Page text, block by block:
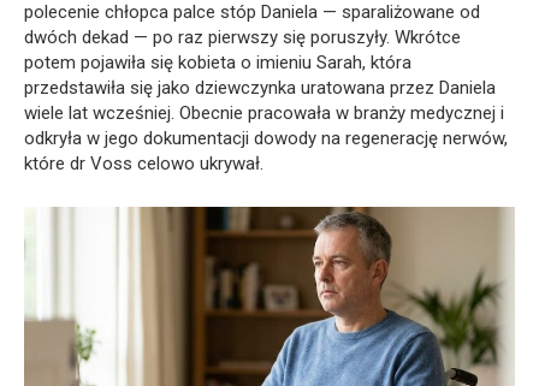
polecenie chłopca palce stóp Daniela — sparaliżowane od
dwóch dekad — po raz pierwszy się poruszyły. Wkrótce
potem pojawiła się kobieta o imieniu Sarah, która
przedstawiła się jako dziewczynka uratowana przez Daniela
wiele lat wcześniej. Obecnie pracowała w branży medycznej i
odkryła w jego dokumentacji dowody na regenerację nerwów,
które dr Voss celowo ukrywał.